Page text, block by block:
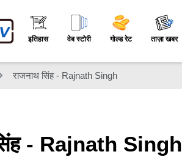
इतिहास वेब स्टोरी गोल्ड रेट ताज़ा खबर
राजनाथ सिंह - Rajnath Singh
- Rajnath Singh